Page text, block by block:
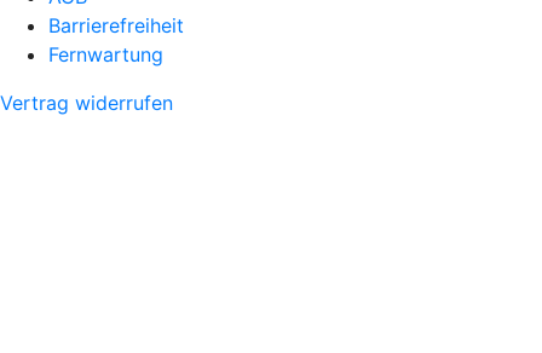
Barrierefreiheit
Fernwartung
Vertrag widerrufen